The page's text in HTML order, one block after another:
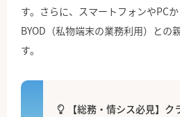
す。さらに、スマートフォンやPCか
BYOD（私物端末の業務利用）との
す。
【総務・情シス必見】